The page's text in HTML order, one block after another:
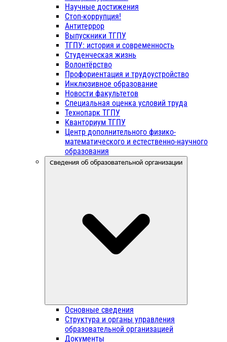
Научные достижения
Стоп-коррупция!
Антитеррор
Выпускники ТГПУ
ТГПУ: история и современность
Студенческая жизнь
Волонтёрство
Профориентация и трудоустройство
Инклюзивное образование
Новости факультетов
Специальная оценка условий труда
Технопарк ТГПУ
Кванториум ТГПУ
Центр дополнительного физико-
математического и естественно-научного
образования
Сведения об образовательной организации
Основные сведения
Структура и органы управления
образовательной организацией
Документы